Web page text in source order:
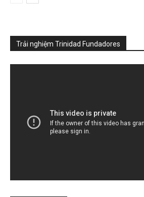
Trải nghiệm Trinidad Fundadores